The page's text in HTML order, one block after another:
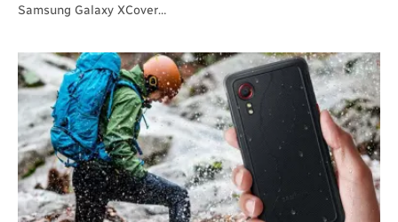
Samsung Galaxy XCover…